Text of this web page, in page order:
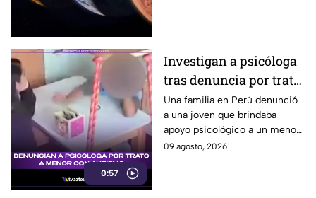
0:57
Investigan a psicóloga
tras denuncia por trato
a menor con autismo
Una familia en Perú denunció
a una joven que brindaba
apoyo psicológico a un menor
con autismo no verbal, tras
09 agosto, 2026